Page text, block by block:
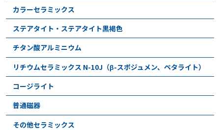
カラーセラミックス
ステアタイト・ステアタイト黒褐色
チタン酸アルミニウム
リチウムセラミックス N-10J（β-スポジュメン、ペタライト）
コージライト
普通磁器
その他セラミックス